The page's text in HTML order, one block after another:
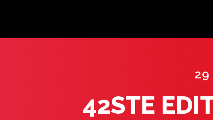
29
42STE